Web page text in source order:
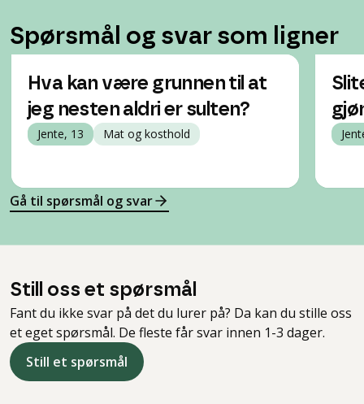
Spørsmål og svar som ligner
Hva kan være grunnen til at
jeg nesten aldri er sulten?
Jente, 13 Mat og kosthold
Gå til spørsmål og svar
Still oss et spørsmål
Fant du ikke svar på det du lurer på? Da kan du stille oss
et eget spørsmål. De fleste får svar innen 1-3 dager.
Still et spørsmål